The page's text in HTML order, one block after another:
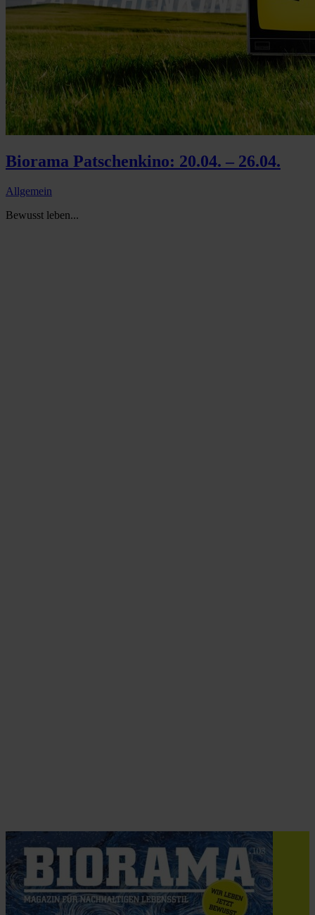
Biorama Patschenkino: 20.04. – 26.04.
Allgemein
Bewusst leben...